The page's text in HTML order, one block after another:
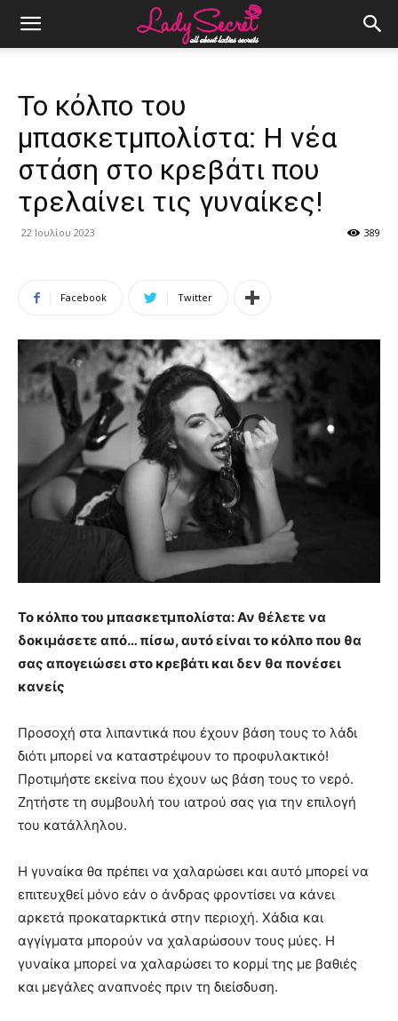
Το κόλπο του
μπασκετμπολίστα: Η νέα
στάση στο κρεβάτι που
τρελαίνει τις γυναίκες!
22 Ιουλίου 2023 389
Facebook Twitter
Το κόλπο του μπασκετμπολίστα: Αν θέλετε να
δοκιμάσετε από… πίσω, αυτό είναι το κόλπο που θα
σας απογειώσει στο κρεβάτι και δεν θα πονέσει
κανείς
Προσοχή στα λιπαντικά που έχουν βάση τους το λάδι
διότι μπορεί να καταστρέψουν το προφυλακτικό!
Προτιμήστε εκείνα που έχουν ως βάση τους το νερό.
Ζητήστε τη συμβουλή του ιατρού σας για την επιλογή
του κατάλληλου.
Η γυναίκα θα πρέπει να χαλαρώσει και αυτό μπορεί να
επιτευχθεί μόνο εάν ο άνδρας φροντίσει να κάνει
αρκετά προκαταρκτικά στην περιοχή. Χάδια και
αγγίγματα μπορούν να χαλαρώσουν τους μύες. Η
γυναίκα μπορεί να χαλαρώσει το κορμί της με βαθιές
και μεγάλες αναπνοές πριν τη διείσδυση.